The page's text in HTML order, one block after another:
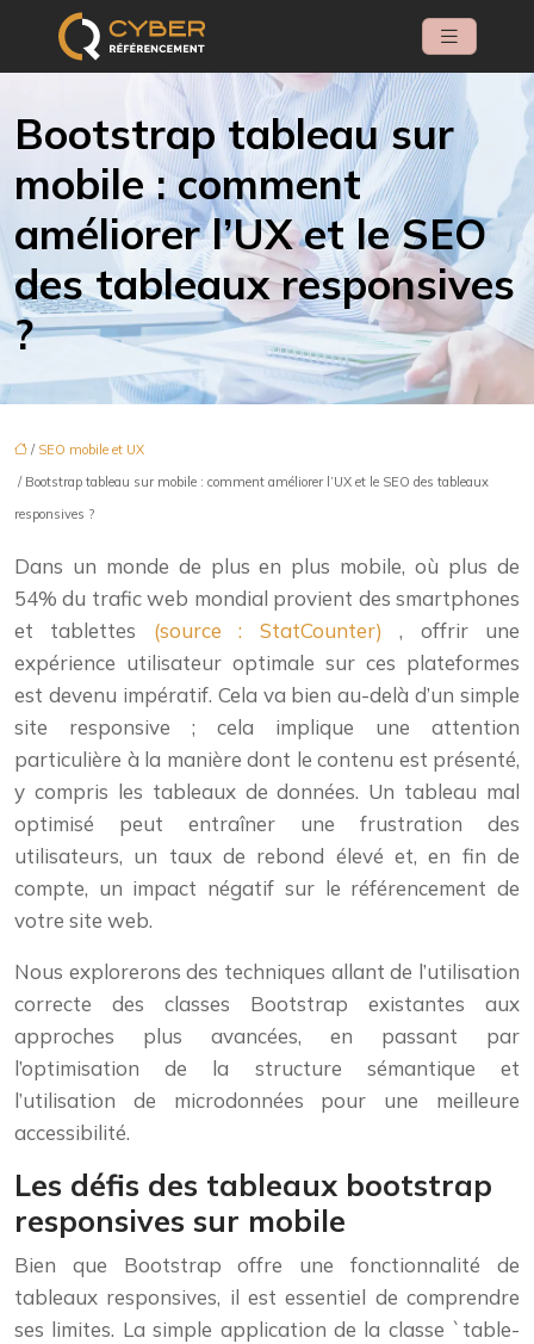
Bootstrap tableau sur
mobile : comment
améliorer l’UX et le SEO
des tableaux responsives
?
/ SEO mobile et UX
/ Bootstrap tableau sur mobile : comment améliorer l’UX et le SEO des tableaux
responsives ?
Dans un monde de plus en plus mobile, où plus de
54% du trafic web mondial provient des smartphones
et tablettes (source : StatCounter), offrir une
expérience utilisateur optimale sur ces plateformes
est devenu impératif. Cela va bien au-delà d’un simple
site responsive ; cela implique une attention
particulière à la manière dont le contenu est présenté,
y compris les tableaux de données. Un tableau mal
optimisé peut entraîner une frustration des
utilisateurs, un taux de rebond élevé et, en fin de
compte, un impact négatif sur le référencement de
votre site web.
Nous explorerons des techniques allant de l’utilisation
correcte des classes Bootstrap existantes aux
approches plus avancées, en passant par
l’optimisation de la structure sémantique et
l’utilisation de microdonnées pour une meilleure
accessibilité.
Les défis des tableaux bootstrap
responsives sur mobile
Bien que Bootstrap offre une fonctionnalité de
tableaux responsives, il est essentiel de comprendre
ses limites. La simple application de la classe `table-